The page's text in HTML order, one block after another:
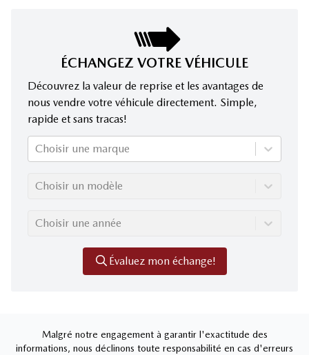
ÉCHANGEZ VOTRE VÉHICULE
Découvrez la valeur de reprise et les avantages de
nous vendre votre véhicule directement. Simple,
rapide et sans tracas!
Choisir une marque
Choisir un modèle
Choisir une année
Évaluez mon échange!
Malgré notre engagement à garantir l'exactitude des
informations, nous déclinons toute responsabilité en cas d'erreurs